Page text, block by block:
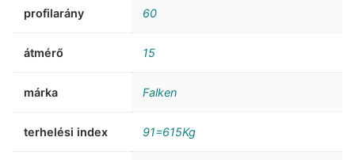
profilarány 60
átmérő 15
márka Falken
terhelési index 91=615Kg